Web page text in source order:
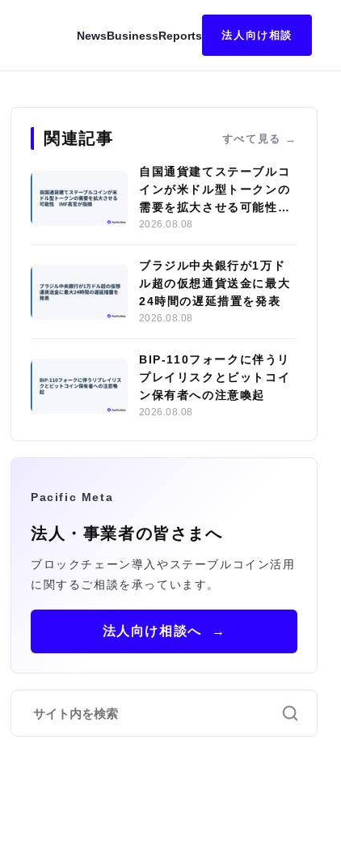
NewsBusinessReports 法人向け相談
関連記事 すべて見る
自国通貨建てステーブルコ
インが米ドル型トークンの
需要を拡大させる可能性
IMF高官が指摘
2026.08.08
ブラジル中央銀行が1万ド
ル超の仮想通貨送金に最大
24時間の遅延措置を発表
2026.08.08
BIP-110フォークに伴うリ
プレイリスクとビットコイ
ン保有者への注意喚起
2026.08.08
Pacific Meta
法人・事業者の皆さまへ
ブロックチェーン導入やステーブルコイン活用
に関するご相談を承っています。
法人向け相談へ